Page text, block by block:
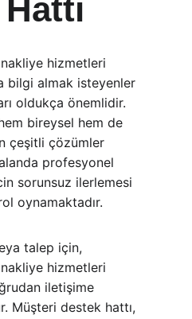
hizmetleri
bilgi almak isteyenler
oldukça önemlidir.
bireysel hem de
çeşitli çözümler
profesyonel
sorunsuz ilerlemesi
oynamaktadır.
talep için,
hizmetleri
iletişime
Müşteri destek hattı,